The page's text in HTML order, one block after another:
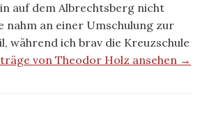
auf dem Albrechtsberg nicht
nahm an einer Umschulung zur
während ich brav die Kreuzschule
von Theodor Holz ansehen →